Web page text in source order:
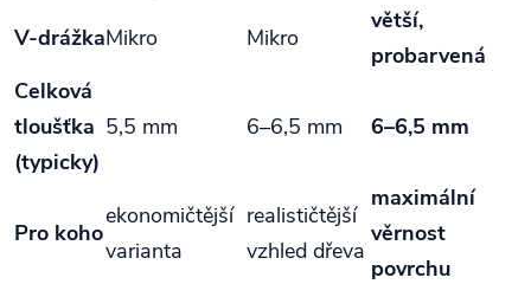
V‑drážkaMikro Mikro
větší,
probarvená
Celková
tloušťka
(typicky)
5,5 mm 6–6,5 mm 6–6,5 mm
Pro koho
ekonomičtější
varianta
realističtější
vzhled dřeva
maximální
věrnost
povrchu